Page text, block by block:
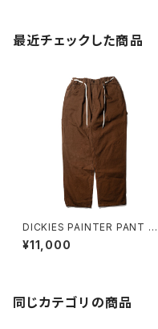
最近チェックした商品
DICKIES PAINTER PANT NB
D CUSTOM N
¥11,000
同じカテゴリの商品